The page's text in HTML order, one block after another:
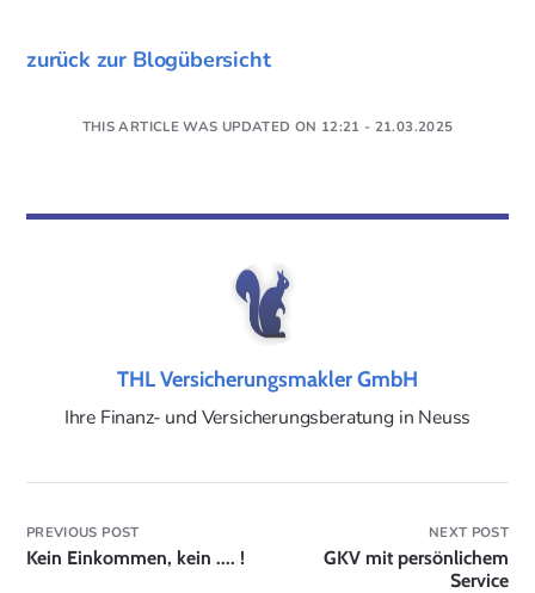
zurück zur Blogübersicht
THIS ARTICLE WAS UPDATED ON 12:21 - 21.03.2025
THL Versicherungsmakler GmbH
Ihre Finanz- und Versicherungsberatung in Neuss
PREVIOUS POST
Kein Einkommen, kein .... !
NEXT POST
GKV mit persönlichem
Service